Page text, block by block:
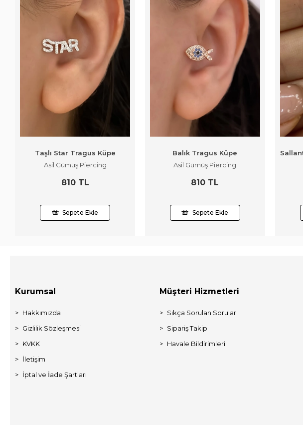
Taşlı Star Tragus Küpe
Asil Gümüş Piercing
810 TL
Sepete Ekle
Balık Tragus Küpe
Asil Gümüş Piercing
810 TL
Sepete Ekle
Kurumsal
Hakkımızda
Gizlilik Sözleşmesi
KVKK
İletişim
İptal ve İade Şartları
Müşteri Hizmetleri
Sıkça Sorulan Sorular
Sipariş Takip
Havale Bildirimleri